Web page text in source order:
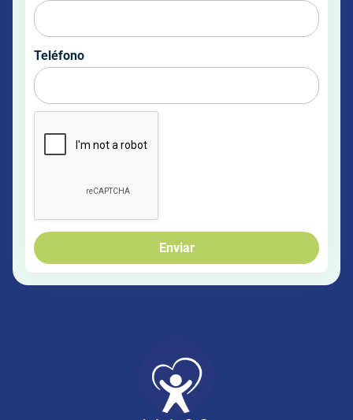
Teléfono
Enviar